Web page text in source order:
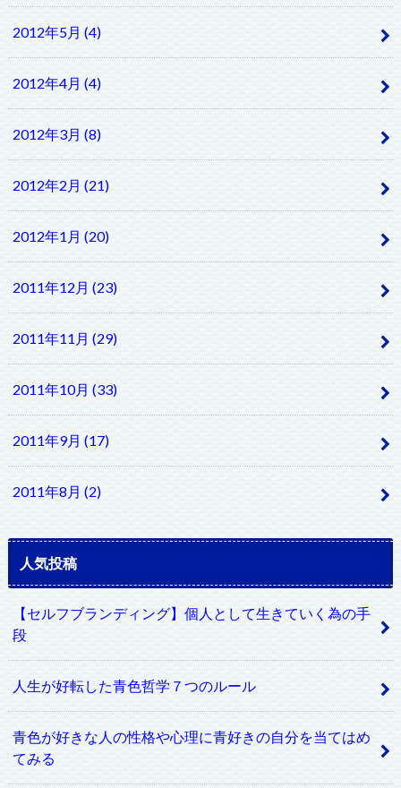
2012年5月 (4)
2012年4月 (4)
2012年3月 (8)
2012年2月 (21)
2012年1月 (20)
2011年12月 (23)
2011年11月 (29)
2011年10月 (33)
2011年9月 (17)
2011年8月 (2)
人気投稿
【セルフブランディング】個人として生きていく為の手
段
人生が好転した青色哲学７つのルール
青色が好きな人の性格や心理に青好きの自分を当てはめ
てみる